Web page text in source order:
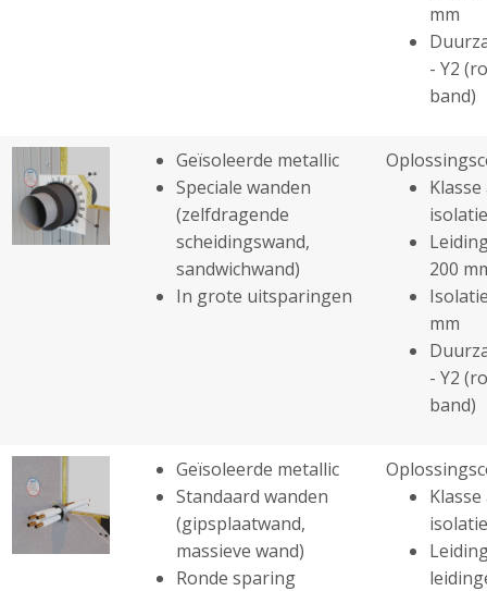
mm
- Y2
band)
Geïsoleerde metallic
Speciale wanden
(zelfdragende
scheidingswand,
sandwichwand)
In grote uitsparingen
200
mm
- Y2
band)
Geïsoleerde metallic
Standaard wanden
(gipsplaatwand,
massieve wand)
Ronde sparing